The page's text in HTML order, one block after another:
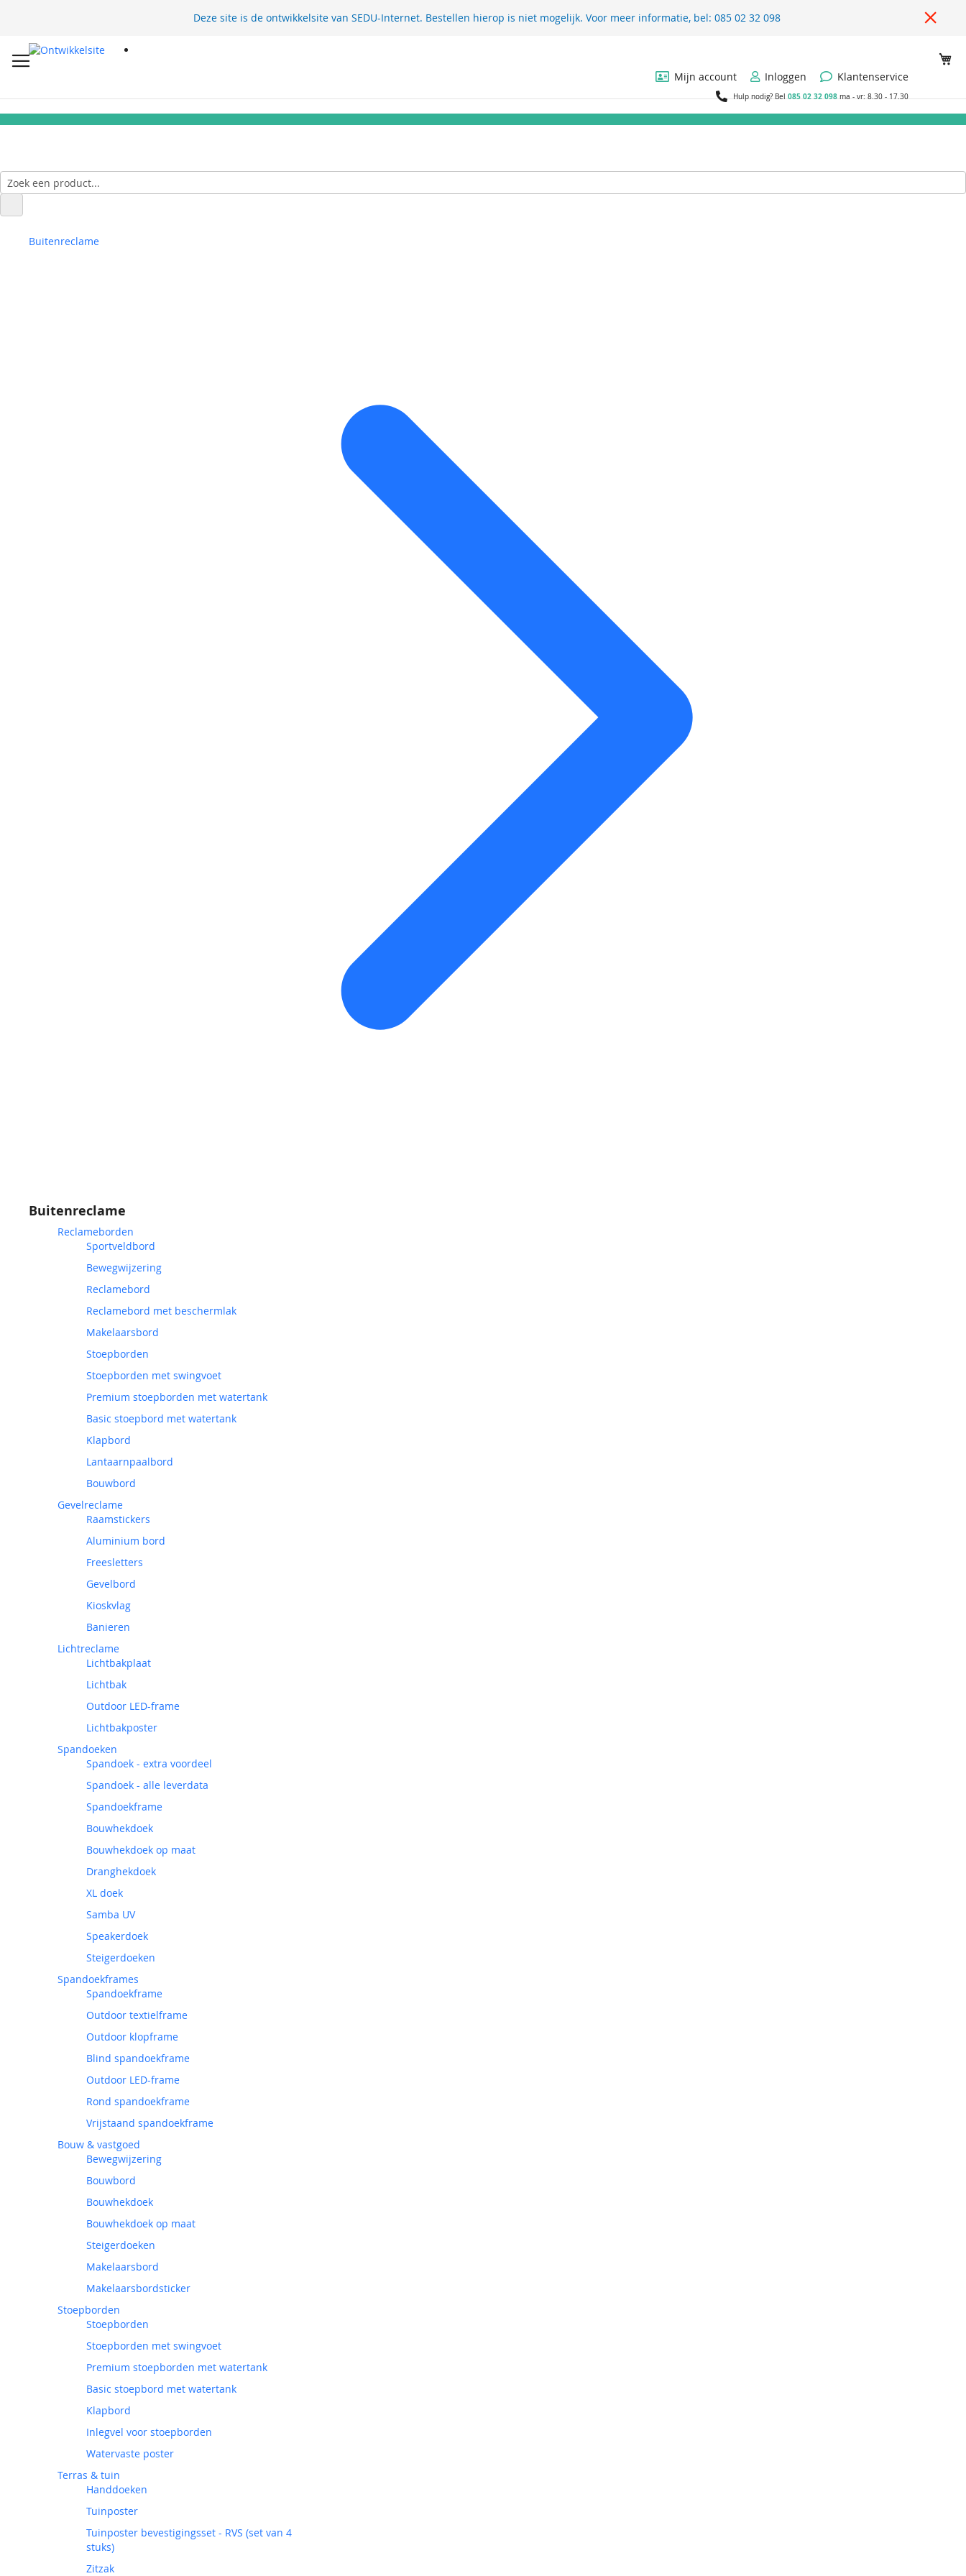
Deze site is de ontwikkelsite van SEDU-Internet. Bestellen hierop is niet mogelijk. Voor meer informatie, bel: 085 02 32 098
Mijn account
Inloggen Klantenservice
Hulp nodig? Bel085 02 32 098ma - vr: 8.30 - 17.30
Buitenreclame
Buitenreclame
Reclameborden
Sportveldbord
Bewegwijzering
Reclamebord
Reclamebord met beschermlak
Makelaarsbord
Stoepborden
Stoepborden met swingvoet
Premium stoepborden met watertank
Basic stoepbord met watertank
Klapbord
Lantaarnpaalbord
Bouwbord
Gevelreclame
Raamstickers
Aluminium bord
Freesletters
Gevelbord
Kioskvlag
Banieren
Lichtreclame
Lichtbakplaat
Lichtbak
Outdoor LED-frame
Lichtbakposter
Spandoeken
Spandoek - extra voordeel
Spandoek - alle leverdata
Spandoekframe
Bouwhekdoek
Bouwhekdoek op maat
Dranghekdoek
XL doek
Samba UV
Speakerdoek
Steigerdoeken
Spandoekframes
Spandoekframe
Outdoor textielframe
Outdoor klopframe
Blind spandoekframe
Outdoor LED-frame
Rond spandoekframe
Vrijstaand spandoekframe
Bouw & vastgoed
Bewegwijzering
Bouwbord
Bouwhekdoek
Bouwhekdoek op maat
Steigerdoeken
Makelaarsbord
Makelaarsbordsticker
Stoepborden
Stoepborden
Stoepborden met swingvoet
Premium stoepborden met watertank
Basic stoepbord met watertank
Klapbord
Inlegvel voor stoepborden
Watervaste poster
Terras & tuin
Handdoeken
Tuinposter
Tuinposter bevestigingsset - RVS (set van 4
stuks)
Zitzak